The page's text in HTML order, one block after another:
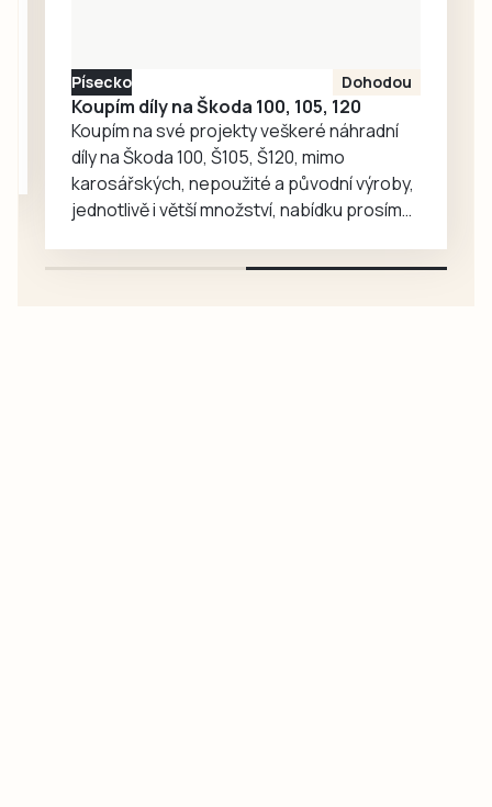
rychle vedl, jeho
radost ale trvala
krátce….
Písecko Dohodou
Koupím díly na Škoda 100, 105, 120
Koupím na své projekty veškeré náhradní
díly na Škoda 100, Š105, Š120, mimo
karosářských, nepoužité a původní výroby,
jednotlivě i větší množství, nabídku prosím